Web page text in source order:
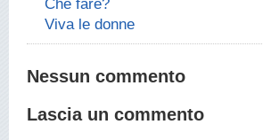
Che fare?
Viva le donne
Nessun commento
Lascia un commento